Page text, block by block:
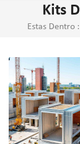
Kits
Estas Dentro :